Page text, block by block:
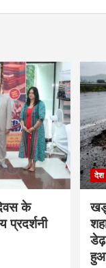
के
प्रदर्शनी
देश